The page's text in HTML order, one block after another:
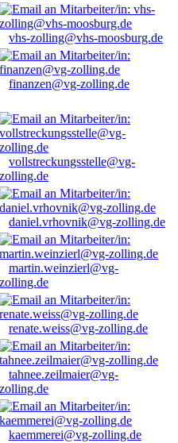
vhs-zolling@vhs-moosburg.de
finanzen@vg-zolling.de
vollstreckungsstelle@vg-
zolling.de
daniel.vrhovnik@vg-zolling.de
martin.weinzierl@vg-
zolling.de
renate.weiss@vg-zolling.de
tahnee.zeilmaier@vg-
zolling.de
kaemmerei@vg-zolling.de